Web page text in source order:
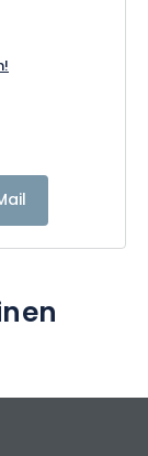
in den
die
durch den